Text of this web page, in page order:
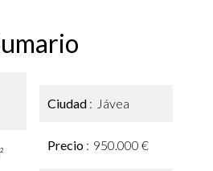
Ciudad Jávea
Precio 950.000 €